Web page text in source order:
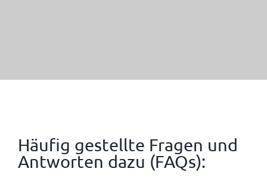
Häufig gestellte Fragen und
Antworten dazu (FAQs):